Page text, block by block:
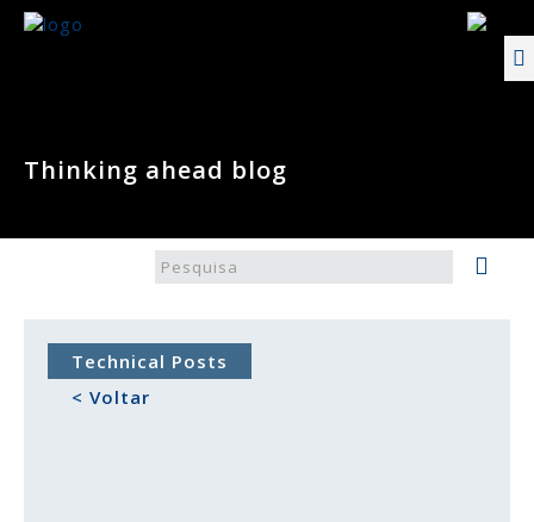
Thinking ahead blog
Technical Posts
< Voltar